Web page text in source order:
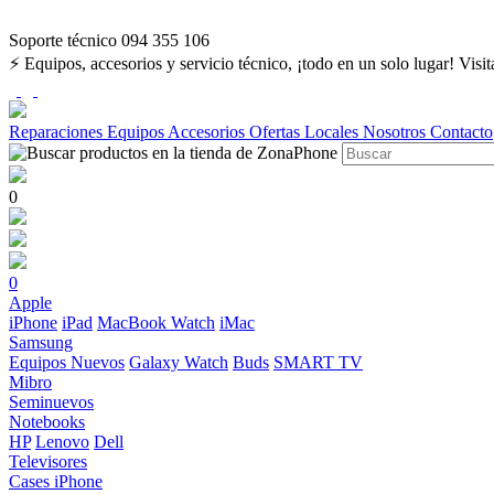
Soporte técnico 094 355 106
⚡ Equipos, accesorios y servicio técnico, ¡todo en un solo lugar!
Reparaciones Equipos Accesorios Ofertas Locales Nosotros Contacto
0
0
Apple
iPhone iPad MacBook Watch iMac
Samsung
Equipos Nuevos Galaxy Watch Buds SMART TV
Mibro
Seminuevos
Notebooks
HP Lenovo Dell
Televisores
Cases iPhone